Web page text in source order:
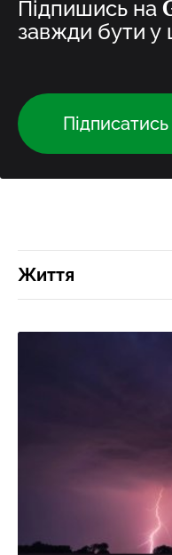
Підпишись на
завжди бути у
Підписатись
Життя